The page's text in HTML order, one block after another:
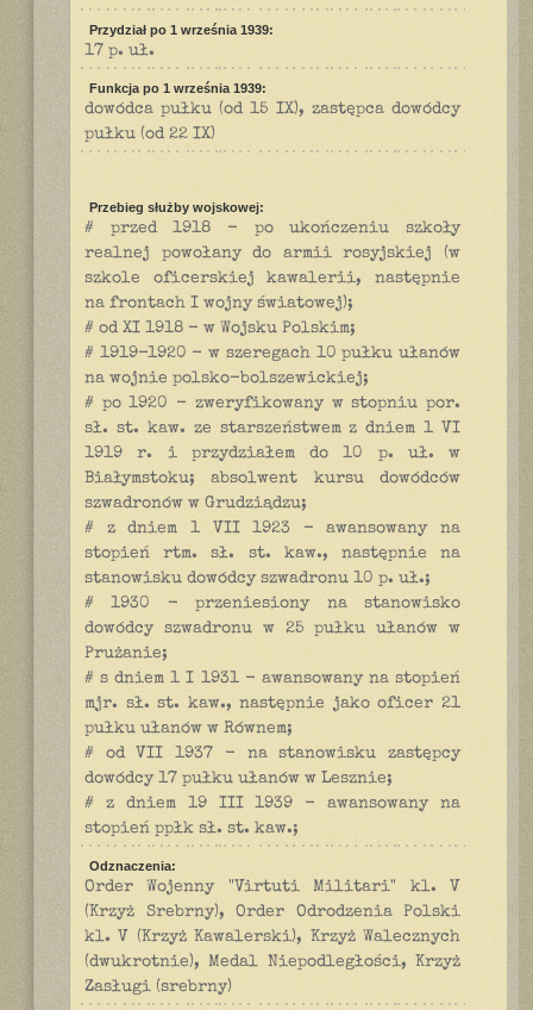
Przydział po 1 września 1939:
17 p. uł.
Funkcja po 1 września 1939:
dowódca pułku (od 15 IX), zastępca dowódcy
pułku (od 22 IX)
Przebieg służby wojskowej:
# przed 1918 - po ukończeniu szkoły
realnej powołany do armii rosyjskiej (w
szkole oficerskiej kawalerii, następnie
na frontach I wojny światowej);
# od XI 1918 - w Wojsku Polskim;
# 1919-1920 - w szeregach 10 pułku ułanów
na wojnie polsko-bolszewickiej;
# po 1920 - zweryfikowany w stopniu por.
sł. st. kaw. ze starszeństwem z dniem 1 VI
1919 r. i przydziałem do 10 p. uł. w
Białymstoku; absolwent kursu dowódców
szwadronów w Grudziądzu;
# z dniem 1 VII 1923 - awansowany na
stopień rtm. sł. st. kaw., następnie na
stanowisku dowódcy szwadronu 10 p. uł.;
# 1930 - przeniesiony na stanowisko
dowódcy szwadronu w 25 pułku ułanów w
Prużanie;
# s dniem 1 I 1931 - awansowany na stopień
mjr. sł. st. kaw., następnie jako oficer 21
pułku ułanów w Równem;
# od VII 1937 - na stanowisku zastępcy
dowódcy 17 pułku ułanów w Lesznie;
# z dniem 19 III 1939 - awansowany na
stopień ppłk sł. st. kaw.;
Odznaczenia:
Order Wojenny "Virtuti Militari" kl. V
(Krzyż Srebrny), Order Odrodzenia Polski
kl. V (Krzyż Kawalerski), Krzyż Walecznych
(dwukrotnie), Medal Niepodległości, Krzyż
Zasługi (srebrny)